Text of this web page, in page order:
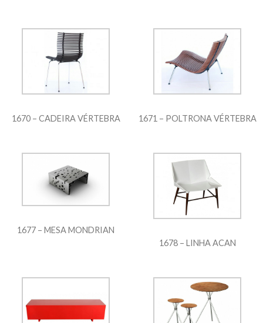
1670 – CADEIRA VÉRTEBRA 1671 – POLTRONA VÉRTEBRA
1677 – MESA MONDRIAN
1678 – LINHA ACAN